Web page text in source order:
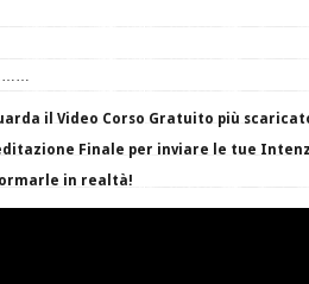
il Video Corso Gratuito più
Finale per inviare le tue
in realtà!